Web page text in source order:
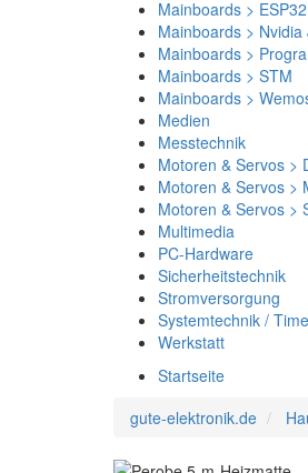
Mainboards >
Mainboards > Nvidia
Mainboards >
Mainboards > STM
Mainboards >
Medien
Messtechnik
Motoren & Servos >
Motoren & Servos >
Motoren & Servos >
Multimedia
PC-Hardware
Sicherheitstechnik
Stromversorgung
Systemtechnik /
Werkstatt
Startseite
gute-elektronik.de